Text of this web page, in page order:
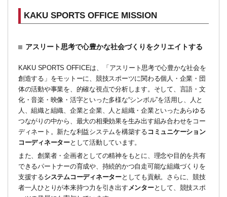
KAKU SPORTS OFFICE MISSION
アスリート思考で心豊かな社会づくりをクリエイトする
KAKU SPORTS OFFICEは、「アスリート思考で心豊かな社会を
創造する」をモットーに、競技スポーツに関わる個人・企業・団
体の活動や事業を、的確な視点で分析します。そして、言語・文
化・音楽・映像・活字といった多様な“シンボル”を活用し、人と
人、組織と組織、企業と企業、人と組織・企業といったあらゆる
つながりの中から、最大の相乗効果を生み出す組み合わせをコー
ディネート。新たな利益システムを構築する コミュニケーション
コーディネーターとして活動しています。
また、創業者・企画者としての精神をもとに、理念や目的を共有
できるパートナーの育成や、持続的かつ自走可能な組織づくりを
支援するシステムコーディネーターとしても貢献。さらに、競技
者一人ひとりが本来持つ力を引き出す メンターとして、競技スポ